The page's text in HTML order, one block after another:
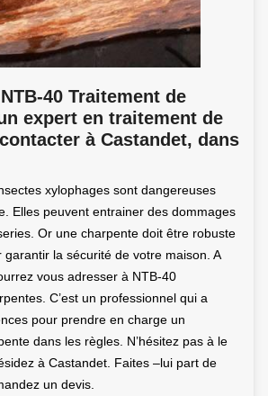
40 Traitement de
expert en traitement de
à Castandet, dans
xylophages sont dangereuses
Elles peuvent entrainer des dommages
Or une charpente doit être robuste
la sécurité de votre maison. A
vous adresser à NTB-40
C’est un professionnel qui a
pour prendre en charge un
dans les règles. N’hésitez pas à le
à Castandet. Faites –lui part de
un devis.